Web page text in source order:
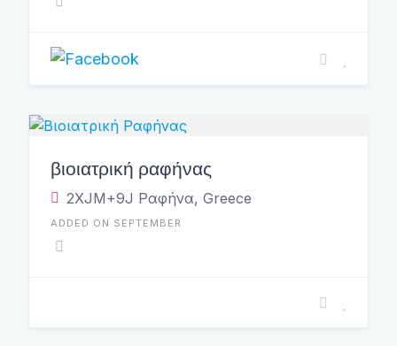
βιοιατρική ραφήνας
2XJM+9J Ραφήνα, Greece
ADDED ON SEPTEMBER